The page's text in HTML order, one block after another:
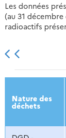
Les données
(au 31 décembre
radioactifs
2013
Nature des
déchets